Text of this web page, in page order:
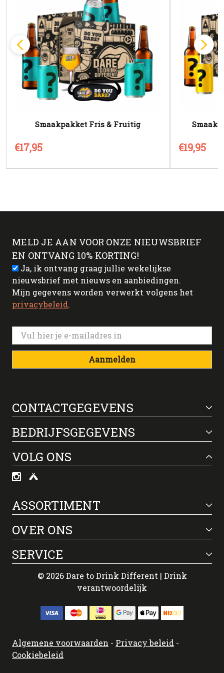
Smaakpakket Fris & Fruitig
€17,95 €19,95
MELD JE AAN VOOR ONZE NIEUWSBRIEF
EN ONTVANG 10% KORTING!
Ja, ik ontvang graag jullie wekelijkse
nieuwsbrief met nieuws en aanbiedingen.
Mijn gegevens worden verwerkt volgens het
privacybeleid.
Aanmelden
CONTACTGEGEVENS
BEDRIJFSGEGEVENS
VOLG ONS
ASSORTIMENT
OVER ONS
SERVICE
© 2026 Dare to Drink Different | Drink
verantwoordelijk
Algemene voorwaarden - Privacy beleid -
Cookiebeleid